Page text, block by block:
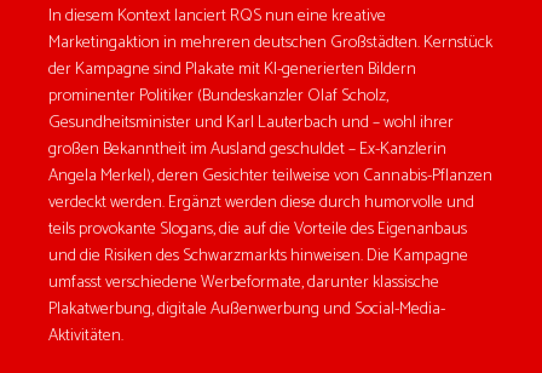
In diesem Kontext lanciert RQS nun eine kreative
Marketingaktion in mehreren deutschen Großstädten. Kernstück
der Kampagne sind Plakate mit KI-generierten Bildern
prominenter Politiker (Bundeskanzler Olaf Scholz,
Gesundheitsminister und Karl Lauterbach und – wohl ihrer
großen Bekanntheit im Ausland geschuldet – Ex-Kanzlerin
Angela Merkel), deren Gesichter teilweise von Cannabis-Pflanzen
verdeckt werden. Ergänzt werden diese durch humorvolle und
teils provokante Slogans, die auf die Vorteile des Eigenanbaus
und die Risiken des Schwarzmarkts hinweisen. Die Kampagne
umfasst verschiedene Werbeformate, darunter klassische
Plakatwerbung, digitale Außenwerbung und Social-Media-
Aktivitäten.